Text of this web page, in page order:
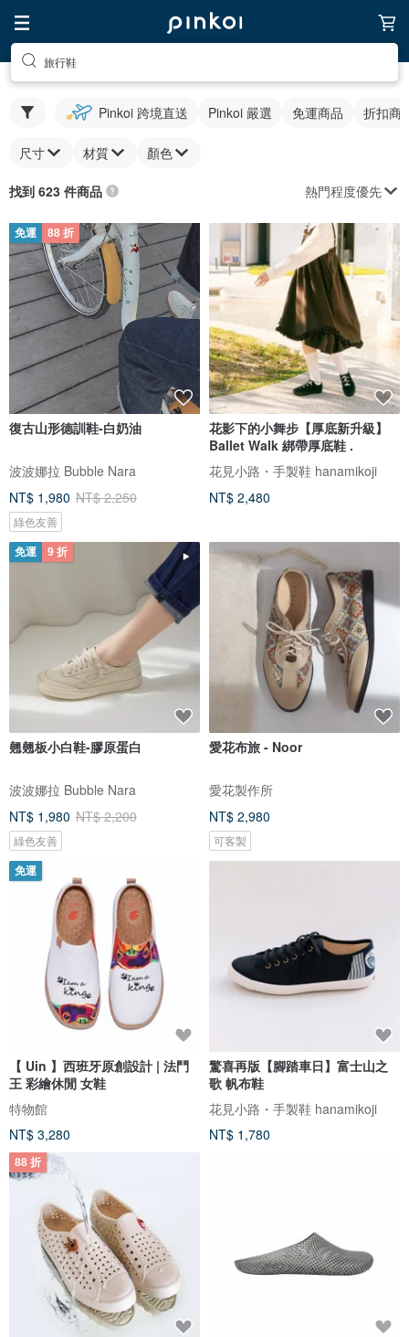
旅行鞋
Pinkoi 跨境直送 Pinkoi 嚴選 免運商品 折扣商
尺寸 材質 顏色
找到 623 件商品 熱門程度優先
免運 88 折
復古山形德訓鞋-白奶油
波波娜拉 Bubble Nara
NT$ 1,980 NT$ 2,250
綠色友善
花影下的小舞步【厚底新升級】
Ballet Walk 綁帶厚底鞋 .
花見小路・手製鞋 hanamikoji
NT$ 2,480
免運 9 折
翹翹板小白鞋-膠原蛋白
波波娜拉 Bubble Nara
NT$ 1,980 NT$ 2,200
綠色友善
愛花布旅 - Noor
愛花製作所
NT$ 2,980
可客製
免運
【 Uin 】西班牙原創設計 | 法鬥
王 彩繪休閒 女鞋
特物館
NT$ 3,280
驚喜再版【腳踏車日】富士山之
歌 帆布鞋
花見小路・手製鞋 hanamikoji
NT$ 1,780
88 折